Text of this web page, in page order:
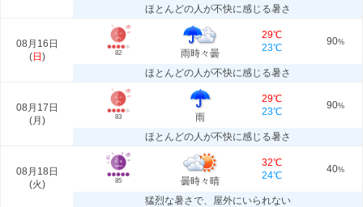
ほとんどの人が不快に感じる暑さ
08月16日
(日 ) 82 雨時々曇
29℃
23℃
90%
ほとんどの人が不快に感じる暑さ
08月17日
(月 ) 83 雨
29℃
23℃
90%
ほとんどの人が不快に感じる暑さ
08月18日
(火) 85 曇時々晴
32℃
24℃
40%
猛烈な暑さで、屋外にいられない